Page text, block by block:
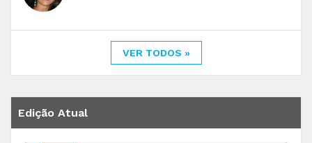
VER TODOS »
Edição Atual